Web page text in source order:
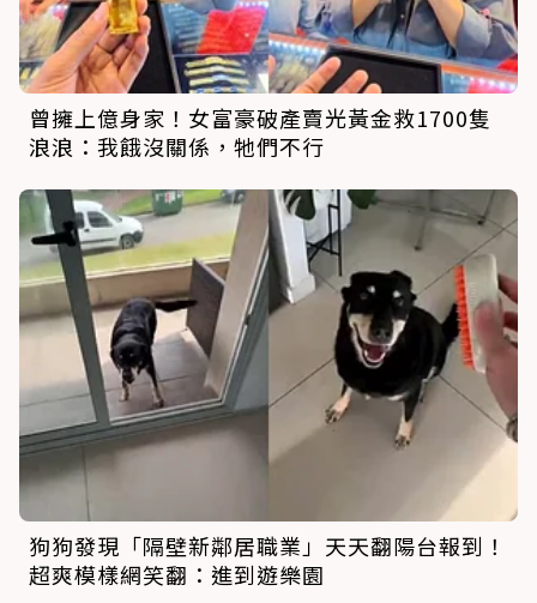
曾擁上億身家！女富豪破產賣光黃金救1700隻
浪浪：我餓沒關係，牠們不行
狗狗發現「隔壁新鄰居職業」天天翻陽台報到！
超爽模樣網笑翻：進到遊樂園